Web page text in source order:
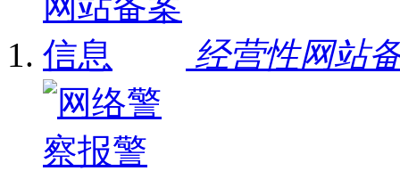
经营性网站